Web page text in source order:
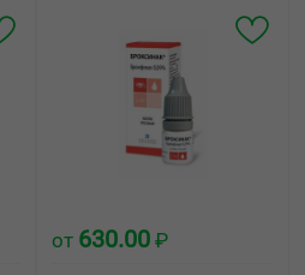
от 630.00 ₽